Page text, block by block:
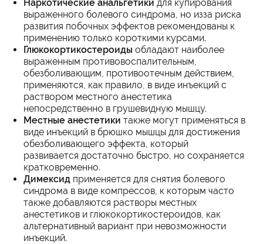
Наркотические анальгетики для купирования
выраженного болевого синдрома, но изза риска
развития побочных эффектов рекомендованы к
применению только короткими курсами.
Глюкокортикостероиды обладают наиболее
выраженным противовоспалительным,
обезболивающим, противоотечным действием,
применяются, как правило, в виде инъекций с
раствором местного анестетика
непосредственно в грушевидную мышцу.
Местные анестетики также могут применяться в
виде инъекций в брюшко мышцы для достижения
обезболивающего эффекта, который
развивается достаточно быстро, но сохраняется
кратковременно.
Димексид применяется для снятия болевого
синдрома в виде компрессов, к которым часто
также добавляются растворы местных
анестетиков и глюкокортикостероидов, как
альтернативный вариант при невозможности
инъекций.